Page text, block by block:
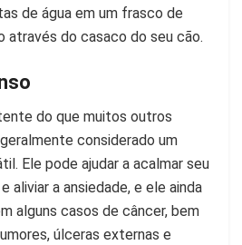
de água em um frasco de
através do casaco do seu cão.
do que muitos outros
considerado um
Ele pode ajudar a acalmar seu
aliviar a ansiedade, e ele ainda
alguns casos de câncer, bem
úlceras externas e